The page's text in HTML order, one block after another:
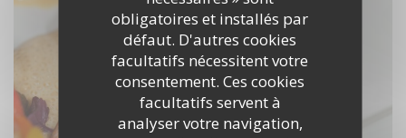
obligatoires et installés par
défaut. D'autres cookies
facultatifs nécessitent votre
consentement. Ces cookies
facultatifs servent à
analyser votre navigation,